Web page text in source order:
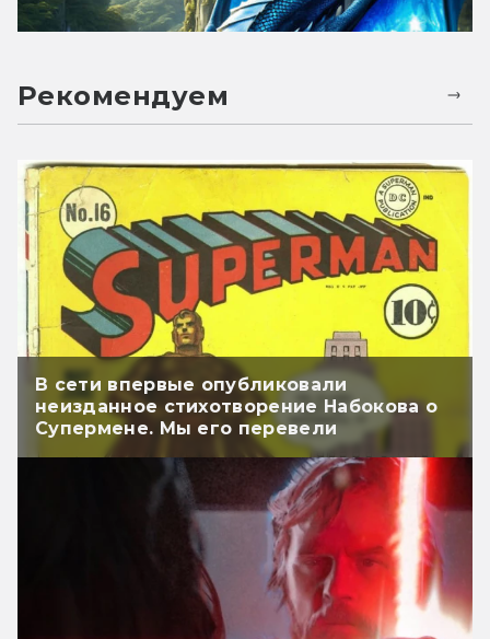
Рекомендуем
В сети впервые опубликовали
неизданное стихотворение Набокова о
Супермене. Мы его перевели